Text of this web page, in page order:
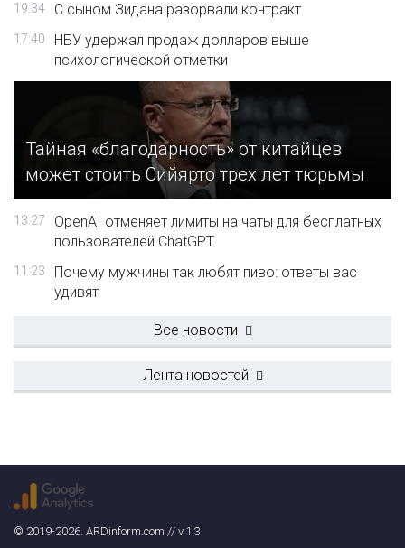
19:34 С сыном Зидана разорвали контракт
17:40
НБУ удержал продаж долларов выше
психологической отметки
Тайная «благодарность» от китайцев
может стоить Сийярто трех лет тюрьмы
13:27
OpenAI отменяет лимиты на чаты для бесплатных
пользователей ChatGPT
11:23
Почему мужчины так любят пиво: ответы вас
удивят
Все новости
Лента новостей
© 2019-2026. ARDinform.com // v.1.3